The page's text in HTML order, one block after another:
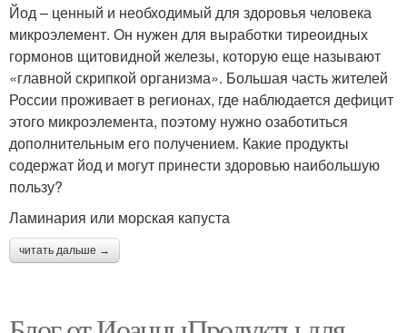
Йод – ценный и необходимый для здоровья человека
микроэлемент. Он нужен для выработки тиреоидных
гормонов щитовидной железы, которую еще называют
«главной скрипкой организма». Большая часть жителей
России проживает в регионах, где наблюдается дефицит
этого микроэлемента, поэтому нужно озаботиться
дополнительным его получением. Какие продукты
содержат йод и могут принести здоровью наибольшую
пользу?
Ламинария или морская капуста
читать дальше →